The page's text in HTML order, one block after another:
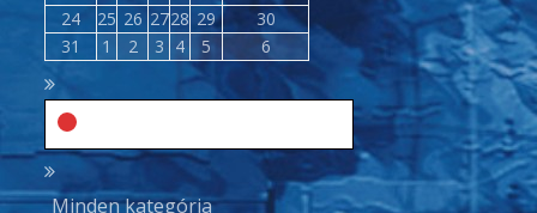
242025.03.24.
25 2025.03.25.
262025.03.26.
272025.03.27.
28 2025.03.28.
292025.03.29.
302025.03.30.
31
2025.03.31.
1 2025.04.01.
22025.04.02.
32025.04.03.
42025.04.04.
52025.04.05.
62025.04.06.
Kategóriák
Minden kategória